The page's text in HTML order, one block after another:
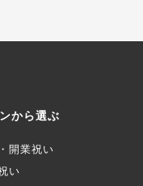
から選ぶ
開業祝い
い